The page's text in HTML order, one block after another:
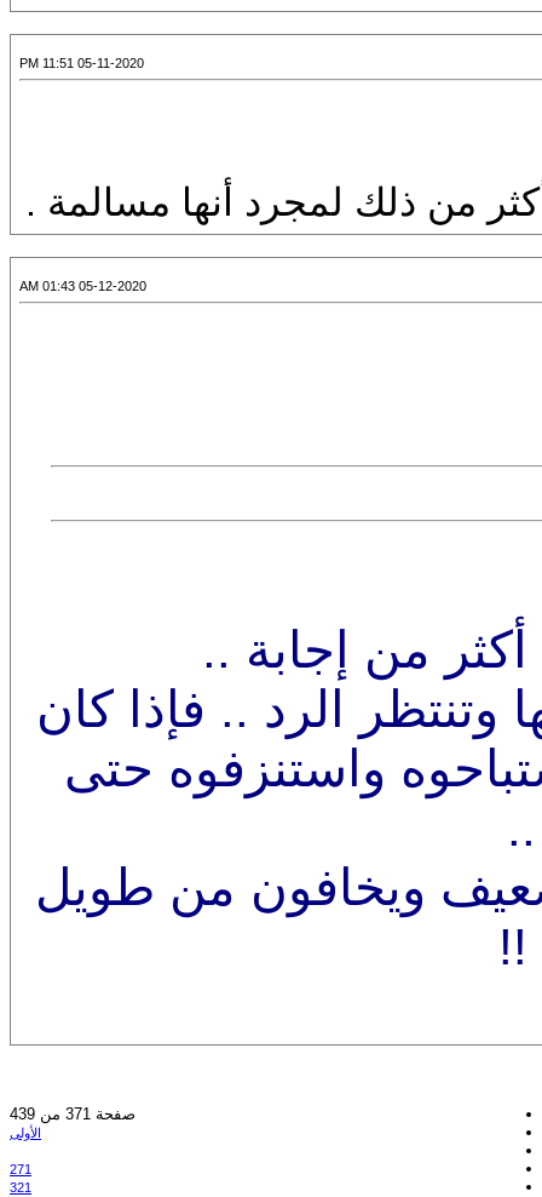
05-11-2020 11:51 PM
من ذلك لمجرد أنها مسالمة .
05-12-2020 01:43 AM
من إجابة ..
الرد .. فإذا كان
واستنزفوه حتى
ويخافون من طويل
!!
صفحة 371 من 439
الأولى
271
321